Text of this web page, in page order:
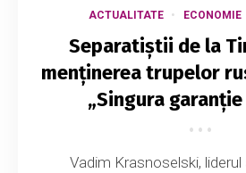
ACTUALITATE ECONOMIE
Separatiștii de la
menținerea trupelor
„Singura
Vadim Krasnoselski,